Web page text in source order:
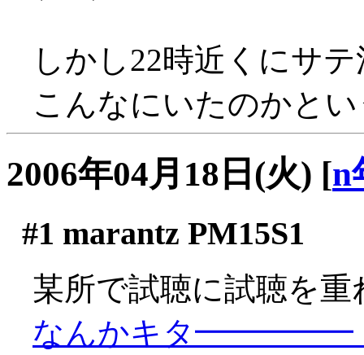
しかし22時近くにサ
こんなにいたのかと
2006年04月18日(火) [n
#1 marantz PM15S1
某所で試聴に試聴を重
なんかキタ━━━━━